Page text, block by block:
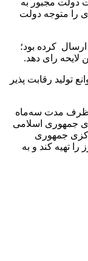
را متوجه دولت
کرده بود؛
رای دهد.
۲۰ قانون رفع موانع تولید رقابت پذیر
ظرف مدت سه‌ماه
جمهوری اسلامی
جمهوری
را تهیه کند و به